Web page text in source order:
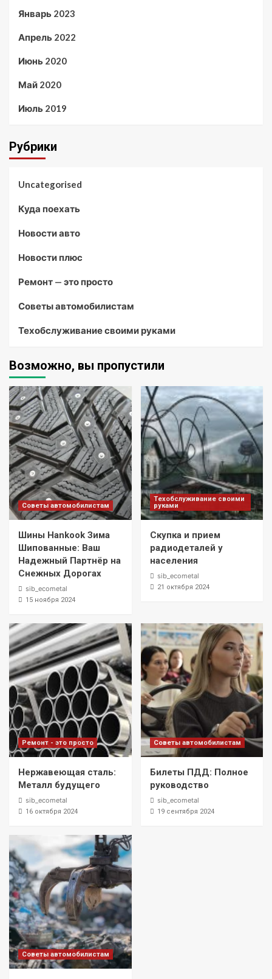
Январь 2023
Апрель 2022
Июнь 2020
Май 2020
Июль 2019
Рубрики
Uncategorised
Куда поехать
Новости авто
Новости плюс
Ремонт — это просто
Советы автомобилистам
Техобслуживание своими руками
Возможно, вы пропустили
Советы автомобилистам
Шины Hankook Зима
Шипованные: Ваш
Надежный Партнёр на
Снежных Дорогах
sib_ecometal
15 ноября 2024
Техобслуживание своими
руками
Скупка и прием
радиодеталей у
населения
sib_ecometal
21 октября 2024
Ремонт - это просто
Нержавеющая сталь:
Металл будущего
sib_ecometal
16 октября 2024
Советы автомобилистам
Билеты ПДД: Полное
руководство
sib_ecometal
19 сентября 2024
Советы автомобилистам